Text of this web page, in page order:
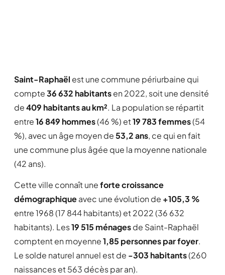
Saint-Raphaël est une commune périurbaine qui
compte36 632 habitantsen 2022, soit une densité
de409 habitants au km². La population se répartit
entre16 849 hommes(46 %) et19 783 femmes(54
%), avec un âge moyen de53,2 ans, ce qui en fait
une commune plus âgée que la moyenne nationale
(42 ans).
Cette ville connaît uneforte croissance
démographiqueavec une évolution de +105,3 %
entre 1968 (17 844 habitants) et 2022 (36 632
habitants). Les19 515 ménagesde Saint-Raphaël
comptent en moyenne1,85 personnes par foyer.
Le solde naturel annuel est de -303 habitants(260
naissances et 563 décès par an).